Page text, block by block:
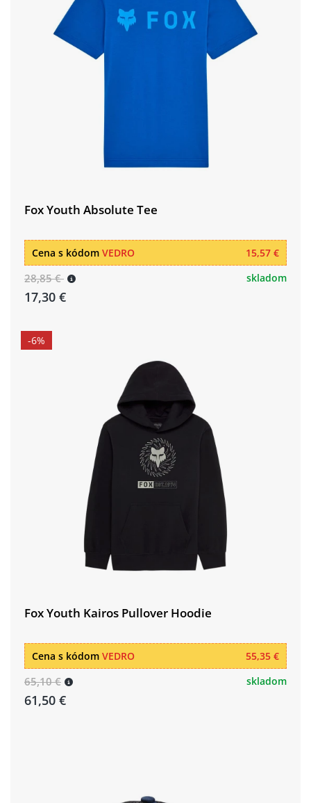
Fox Youth Absolute Tee
15,57 €
Cena s kódom VEDRO
28,85 €
17,30 €
skladom
-6%
Fox Youth Kairos Pullover Hoodie
55,35 €
Cena s kódom VEDRO
65,10 €
61,50 €
skladom